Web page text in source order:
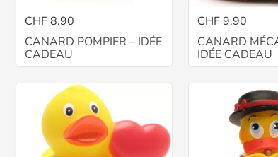
CHF 8.90
CANARD POMPIER – IDÉE
CADEAU
CHF 9.90
CANARD
IDÉE CADEAU